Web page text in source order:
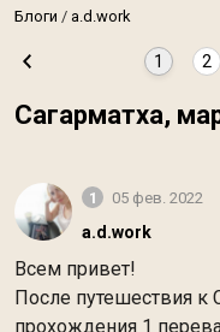
Блоги a.d.work
1 2
Сагарматха,
1 05 фев. 2022
a.d.work
Всем привет!
После путешествия к
прохождения 1